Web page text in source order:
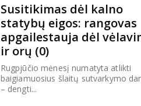
Susitikimas dėl kalno
statybų eigos: rangovas
apgailestauja dėl
ir orų (0)
Rugpjūčio mėnesį numatyta atlikti
baigiamuosius šlaitų sutvarkymo
– dengti...